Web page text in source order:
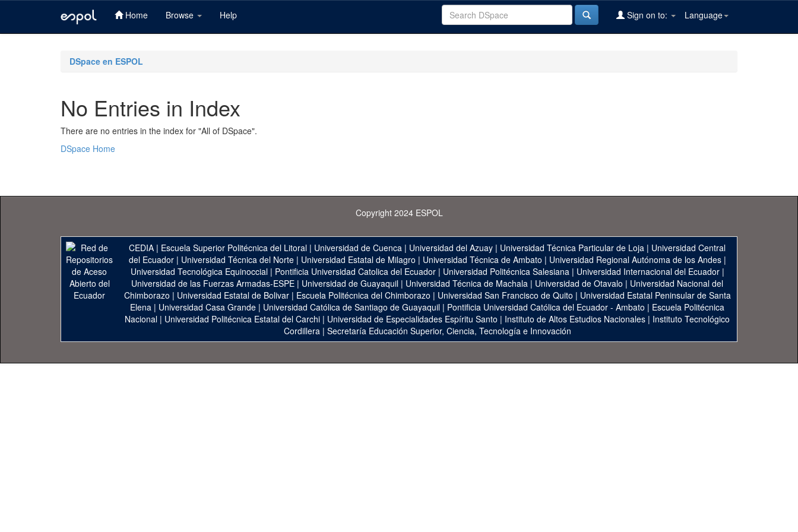
Home Browse Help Language
Sign on to:
DSpace en ESPOL
No Entries in Index
There are no entries in the index for "All of DSpace".
DSpace Home
Copyright 2024 ESPOL
CEDIA | Escuela Superior Politécnica del Litoral | Universidad de Cuenca | Universidad del Azuay | Universidad Técnica Particular de Loja | Universidad Central
del Ecuador| Universidad Técnica del Norte| Universidad Estatal de Milagro | Universidad Técnica de Ambato | Universidad Regional Autónoma de los Andes|
Universidad Tecnológica Equinoccial| Pontificia Universidad Catolica del Ecuador| Universidad Politécnica Salesiana| Universidad Internacional del Ecuador|
Universidad de las Fuerzas Armadas-ESPE | Universidad de Guayaquil | Universidad Técnica de Machala | Universidad de Otavalo | Universidad Nacional del
Chimborazo | Universidad Estatal de Bolivar| Escuela Politécnica del Chimborazo | Universidad San Francisco de Quito | Universidad Estatal Peninsular de Santa
Elena | Universidad Casa Grande | Universidad Católica de Santiago de Guayaquil | Pontificia Universidad Católica del Ecuador - Ambato | Escuela Politécnica
Nacional | Universidad Politécnica Estatal del Carchi | Universidad de Especialidades Espíritu Santo | Instituto de Altos Estudios Nacionales | Instituto Tecnológico
Cordillera| Secretaría Educación Superior, Ciencia, Tecnología e Innovación